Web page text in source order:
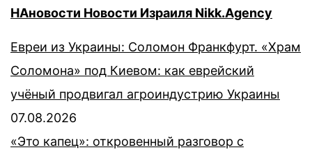
НАновости Новости Израиля Nikk.Agency
Евреи из Украины: Соломон Франкфурт. «Храм
Соломона» под Киевом: как еврейский
учёный продвигал агроиндустрию Украины
07.08.2026
«Это капец»: откровенный разговор с